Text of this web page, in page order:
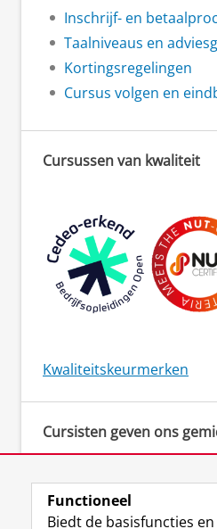
Inschrijf- en
Taalniveaus en
Kortingsregelingen
Cursus volgen en
Cursussen van kwaliteit
Kwaliteitskeurmerken
Cursisten geven ons
‘De docent creëerde een
actief bezig te zijn. Er
instructies gegeven en er
om vragen te stellen.’
Functioneel
Biedt de basisfuncties